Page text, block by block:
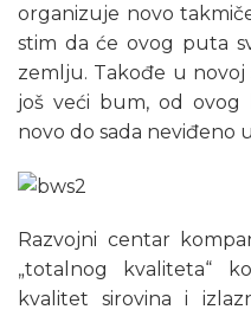
organizuje novo
stim da će ovog puta
zemlju. Takođe u novoj
još veći bum, od
novo do sada neviđeno
Razvojni centar
„totalnog kvaliteta“
kvalitet sirovina i